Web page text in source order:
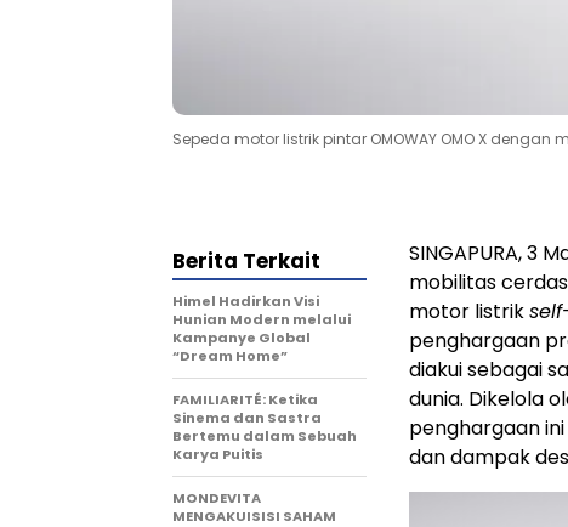
Sepeda motor listrik pintar OMOWAY OMO X dengan
SINGAPURA, 3
mobilitas
motor listrik
penghargaan
diakui sebagai
dunia. Dikelola
penghargaan
dan dampak
Berita Terkait
Himel Hadirkan Visi
Hunian Modern melalui
Kampanye Global
“Dream Home”
FAMILIARITÉ: Ketika
Sinema dan Sastra
Bertemu dalam Sebuah
Karya Puitis
MONDEVITA
MENGAKUISISI SAHAM